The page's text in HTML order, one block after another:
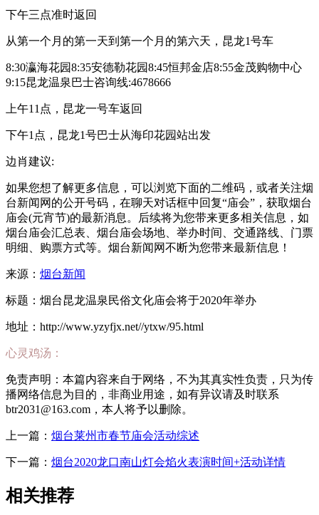
下午三点准时返回
从第一个月的第一天到第一个月的第六天，昆龙1号车
8:30瀛海花园8:35安德勒花园8:45恒邦金店8:55金茂购物中心
9:15昆龙温泉巴士咨询线:4678666
上午11点，昆龙一号车返回
下午1点，昆龙1号巴士从海印花园站出发
边肖建议:
如果您想了解更多信息，可以浏览下面的二维码，或者关注烟
台新闻网的公开号码，在聊天对话框中回复“庙会”，获取烟台
庙会(元宵节)的最新消息。后续将为您带来更多相关信息，如
烟台庙会汇总表、烟台庙会场地、举办时间、交通路线、门票
明细、购票方式等。烟台新闻网不断为您带来最新信息！
来源： 烟台新闻
标题：烟台昆龙温泉民俗文化庙会将于2020年举办
地址：http://www.yzyfjx.net//ytxw/95.html
心灵鸡汤：
免责声明：本篇内容来自于网络，不为其真实性负责，只为传
播网络信息为目的，非商业用途，如有异议请及时联系
btr2031@163.com，本人将予以删除。
上一篇： 烟台莱州市春节庙会活动综述
下一篇： 烟台2020龙口南山灯会焰火表演时间+活动详情
相关推荐